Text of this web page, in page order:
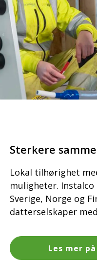
Sterkere
Lokal tilhørighet
muligheter.
Sverige, Norge og
datterselskaper
Les mer